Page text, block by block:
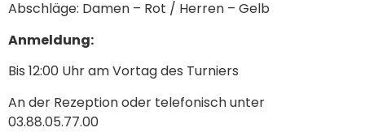
Abschläge: Damen – Rot / Herren – Gelb
Anmeldung:
Bis 12:00 Uhr am Vortag des Turniers
An der Rezeption oder telefonisch unter
03.88.05.77.00